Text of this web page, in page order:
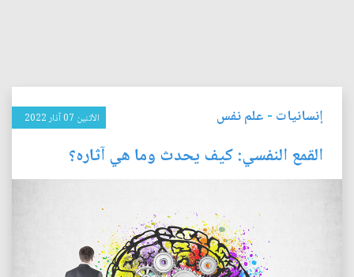
إنسانيات - علم نفس الأثنين 07 آذار 2022
القمع النفسي: كيف يحدث وما هي آثاره؟